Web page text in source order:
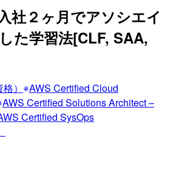
社２ヶ月でアソシエイ
た学習法[CLF, SAA,
）
AWS Certified Cloud
AWS Certified Solutions Architect –
Certified SysOps